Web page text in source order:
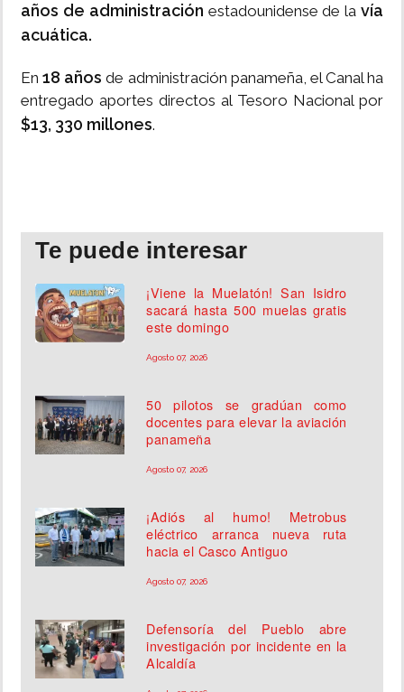
años de administración estadounidense de la vía
acuática.
En18 añosde administración panameña, el Canal ha
entregado aportes directos al Tesoro Nacional por
$13, 330 millones.
Te puede interesar
¡Viene la Muelatón! San Isidro
sacará hasta 500 muelas gratis
este domingo
Agosto 07, 2026
50 pilotos se gradúan como
docentes para elevar la aviación
panameña
Agosto 07, 2026
¡Adiós al humo! Metrobus
eléctrico arranca nueva ruta
hacia el Casco Antiguo
Agosto 07, 2026
Defensoría del Pueblo abre
investigación por incidente en la
Alcaldía